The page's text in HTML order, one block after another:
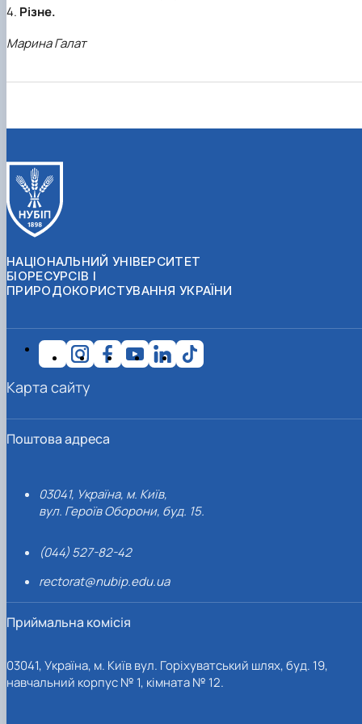
4. Різне.
Марина Галат
НАЦІОНАЛЬНИЙ УНІВЕРСИТЕТ
БІОРЕСУРСІВ І
ПРИРОДОКОРИСТУВАННЯ УКРАЇНИ
Поштова адреса
03041, Україна, м. Київ,
вул. Героїв Оборони, буд. 15.
(044) 527-82-42
rectorat@nubip.edu.ua
Приймальна комісія
03041, Україна, м. Київ вул. Горіхуватський шлях, буд. 19,
навчальний корпус № 1, кімната № 12.
Карта сайту